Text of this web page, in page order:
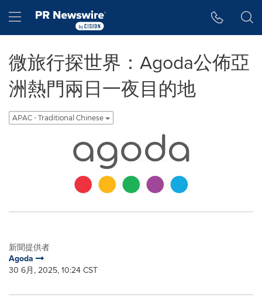
Hamburger menu
微旅行探世界：Agoda公佈亞
洲熱門兩日一夜目的地
APAC - Traditional Chinese
新聞提供者
Agoda
30 6月, 2025, 10:24 CST